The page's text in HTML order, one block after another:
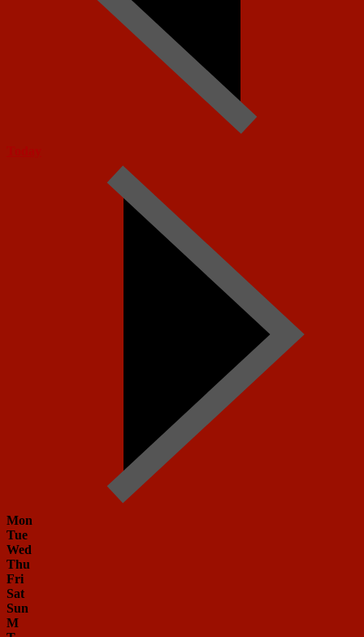
Mon
Tue
Wed
Thu
Fri
Sat
Sun
M